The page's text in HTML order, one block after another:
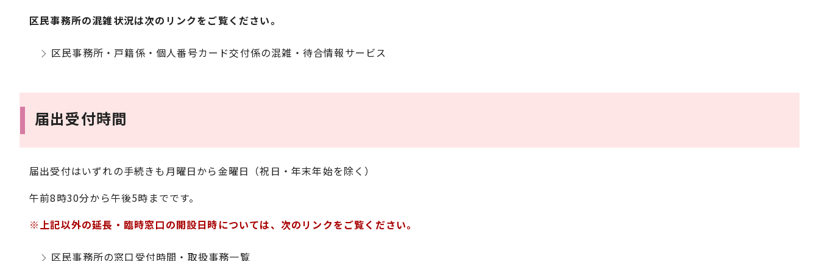
区民事務所の混雑状況は次のリンクをご覧ください。
区民事務所・戸籍係・個人番号カード交付係の混雑・待合情報サービス
届出受付時間
届出受付はいずれの手続きも月曜日から金曜日（祝日・年末年始を除く）
午前8時30分から午後5時までです。
※上記以外の延長・臨時窓口の開設日時については、次のリンクをご覧ください。
区民事務所の窓口受付時間・取扱事務一覧